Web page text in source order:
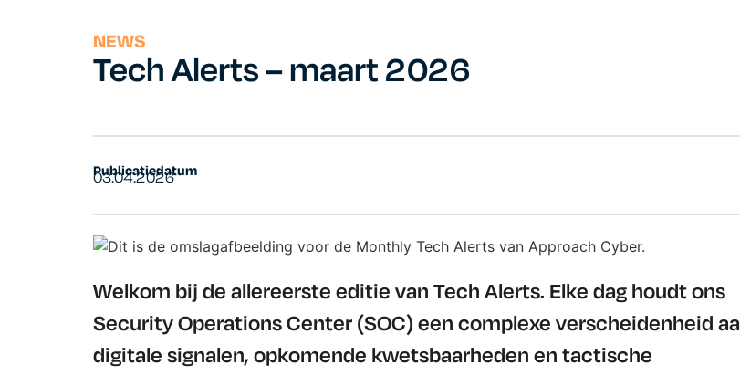
NEWS
Tech Alerts – maart 2026
Publicatiedatum
03.04.2026
Welkom bij de allereerste editie van Tech Alerts. Elke dag houdt ons
Security Operations Center (SOC) een complexe verscheidenheid
digitale signalen, opkomende kwetsbaarheden en tactische